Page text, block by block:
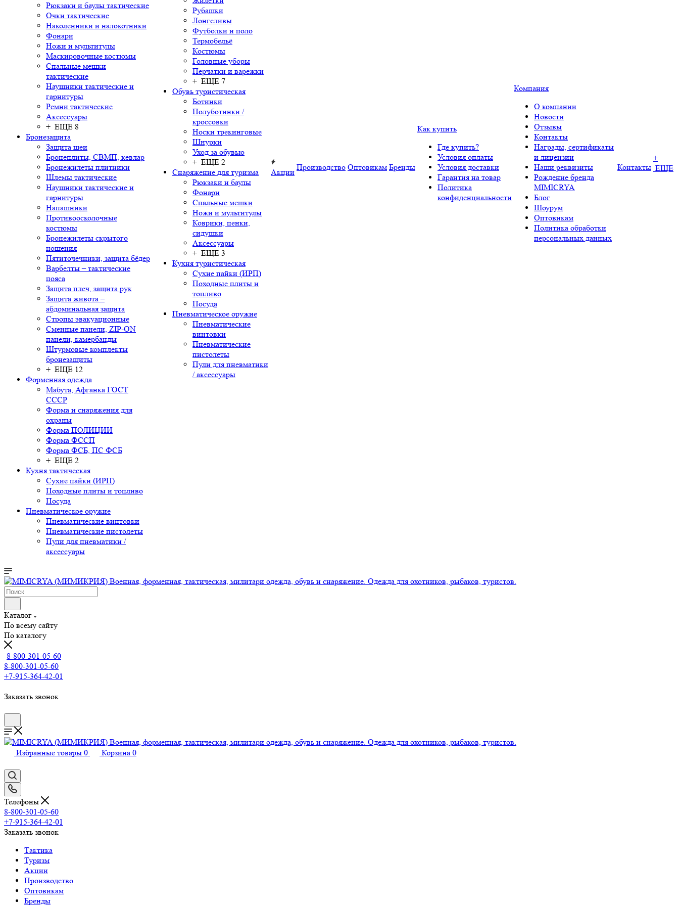
Рюкзаки и баулы тактические
Очки тактические
Наколенники и налокотники
Фонари
Ножи и мультитулы
Маскировочные костюмы
Спальные мешки
тактические
Наушники тактические и
гарнитуры
Ремни тактические
Аксессуары
+ ЕЩЕ 8
Бронезащита
Защита шеи
Бронеплиты, СВМП, кевлар
Бронежилеты плитники
Шлемы тактические
Наушники тактические и
гарнитуры
Напашники
Противоосколочные
костюмы
Бронежилеты скрытого
ношения
Пятиточечники, защита бёдер
Варбелты – тактические
пояса
Защита плеч, защита рук
Защита живота –
абдоминальная защита
Стропы эвакуационные
Сменные панели, ZIP-ON
панели, камербанды
Штурмовые комплекты
бронезащиты
+ ЕЩЕ 12
Форменная одежда
Мабута, Афганка ГОСТ
СССР
Форма и снаряжения для
охраны
Форма ПОЛИЦИИ
Форма ФССП
Форма ФСБ, ПС ФСБ
+ ЕЩЕ 2
Кухня тактическая
Сухие пайки (ИРП)
Походные плиты и топливо
Посуда
Пневматическое оружие
Пневматические винтовки
Пневматические пистолеты
Пули для пневматики /
аксессуары
Рубашки
Лонгсливы
Футболки и поло
Термобельё
Костюмы
Головные уборы
Перчатки и варежки
+ ЕЩЕ 7
Обувь туристическая
Ботинки
Полуботинки /
кроссовки
Носки трекинговые
Шнурки
Уход за обувью
+ ЕЩЕ 2
Снаряжение для туризма
Рюкзаки и баулы
Фонари
Спальные мешки
Ножи и мультитулы
Коврики, пенки,
сидушки
Аксессуары
+ ЕЩЕ 3
Кухня туристическая
Сухие пайки (ИРП)
Походные плиты и
топливо
Посуда
Пневматическое оружие
Пневматические
винтовки
Пневматические
пистолеты
Пули для пневматики
/ аксессуары
Акции
Производство Оптовикам Бренды
Как купить
Где купить?
Условия оплаты
Условия доставки
Гарантия на товар
Политика
конфиденциальности
Компания
О компании
Новости
Отзывы
Контакты
Награды, сертификаты
и лицензии
Наши реквизиты
Рождение бренда
MIMICRYA
Блог
Шоурум
Оптовикам
Политика обработки
персональных данных
Контакты
+
ЕЩЕ
Каталог
По всему сайту
По каталогу
8-800-301-05-60
8-800-301-05-60
+7-915-364-42-01
Заказать звонок
Избранные товары 0 Корзина 0
Телефоны
8-800-301-05-60
+7-915-364-42-01
Заказать звонок
Тактика
Туризм
Акции
Производство
Оптовикам
Бренды